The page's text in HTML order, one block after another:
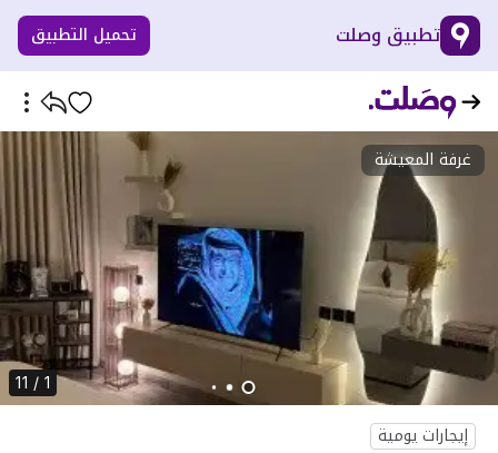
تطبيق وصلت تحميل التطبيق
غرفة المعيشة
1 / 11
إيجارات يومية